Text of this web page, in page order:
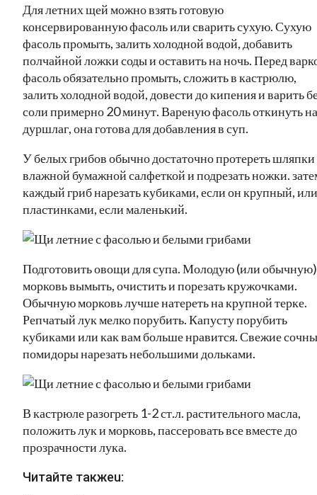
Для летних щей можно взять готовую
консервированную фасоль или сварить сухую. Сухую
фасоль промыть, залить холодной водой, добавить
полчайной ложки соды и оставить на ночь. Перед
фасоль обязательно промыть, сложить в кастрюлю,
залить холодной водой, довести до кипения и варить
соли примерно 20 минут. Вареную фасоль откинуть на
дуршлаг, она готова для добавления в суп.
У белых грибов обычно достаточно протереть шляпки
влажной бумажной салфеткой и подрезать ножки.
каждый гриб нарезать кубиками, если он крупный, или
пластинками, если маленький.
Подготовить овощи для супа. Молодую (или обычную)
морковь вымыть, очистить и порезать кружочками.
Обычную морковь лучше натереть на крупной терке.
Репчатый лук мелко порубить. Капусту порубить
кубиками или как вам больше нравится. Свежие
помидоры нарезать небольшими дольками.
В кастрюле разогреть 1-2 ст.л. растительного масла,
положить лук и морковь, пассеровать все вместе до
прозрачности лука.
Читайте такжеu: